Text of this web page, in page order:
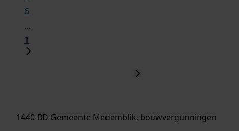
6
...
1
1440-BD Gemeente Medemblik, bouwvergunningen